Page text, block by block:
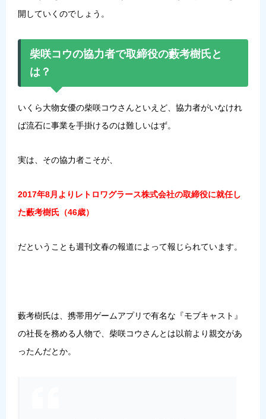
開していくのでしょう。
柴咲コウの協力者で取締役の藪考樹氏と
は？
いくら大物女優の柴咲コウさんといえど、協力者がいなけれ
ば流石に事業を手掛けるのは難しいはず。
実は、その協力者こそが、
2017年8月よりレトロワグラース株式会社の取締役に就任し
た藪考樹氏（46歳）
だということも週刊文春の報道によって報じられています。
藪考樹氏は、携帯用ゲームアプリで有名な『モブキャスト』
の社長を務める人物で、柴咲コウさんとは以前より親交があ
ったんだとか。